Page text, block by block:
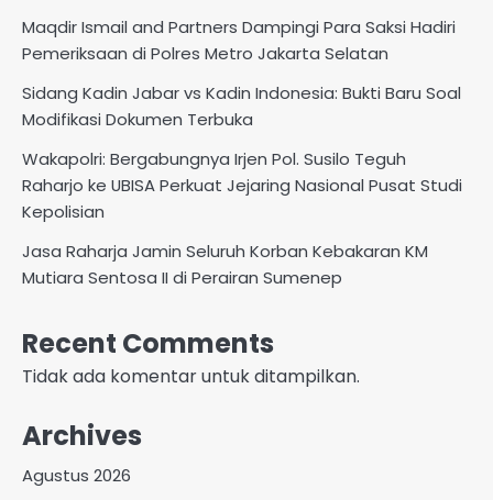
Maqdir Ismail and Partners Dampingi Para Saksi Hadiri
Pemeriksaan di Polres Metro Jakarta Selatan
Sidang Kadin Jabar vs Kadin Indonesia: Bukti Baru Soal
Modifikasi Dokumen Terbuka
Wakapolri: Bergabungnya Irjen Pol. Susilo Teguh
Raharjo ke UBISA Perkuat Jejaring Nasional Pusat Studi
Kepolisian
Jasa Raharja Jamin Seluruh Korban Kebakaran KM
Mutiara Sentosa II di Perairan Sumenep
Recent Comments
Tidak ada komentar untuk ditampilkan.
Archives
Agustus 2026